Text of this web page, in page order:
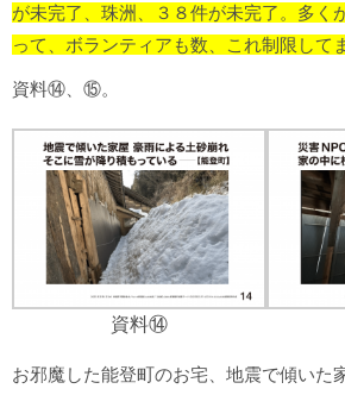
が未完了、珠洲、３８件が未完了。多く
って、ボランティアも数、これ制限して
資料⑭、⑮。
資料⑭
お邪魔した能登町のお宅、地震で傾いた